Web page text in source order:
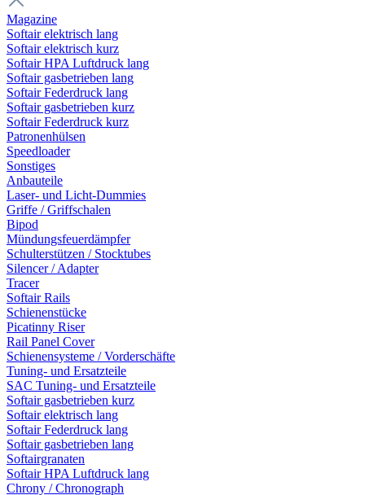
Magazine
Softair elektrisch lang
Softair elektrisch kurz
Softair HPA Luftdruck lang
Softair gasbetrieben lang
Softair Federdruck lang
Softair gasbetrieben kurz
Softair Federdruck kurz
Patronenhülsen
Speedloader
Sonstiges
Anbauteile
Laser- und Licht-Dummies
Griffe / Griffschalen
Bipod
Mündungsfeuerdämpfer
Schulterstützen / Stocktubes
Silencer / Adapter
Tracer
Softair Rails
Schienenstücke
Picatinny Riser
Rail Panel Cover
Schienensysteme / Vorderschäfte
Tuning- und Ersatzteile
SAC Tuning- und Ersatzteile
Softair gasbetrieben kurz
Softair elektrisch lang
Softair Federdruck lang
Softair gasbetrieben lang
Softairgranaten
Softair HPA Luftdruck lang
Chrony / Chronograph